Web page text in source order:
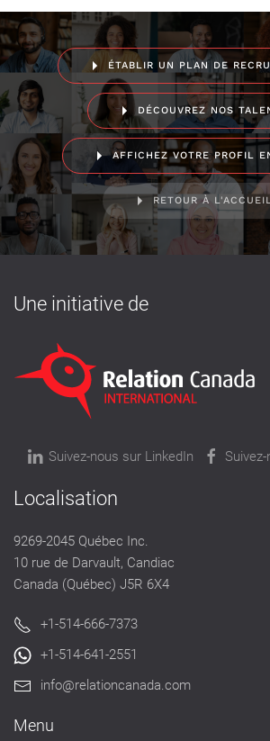
ÉTABLIR UN PLAN DE
DÉCOUVREZ NOS
AFFICHEZ VOTRE PROFIL
RETOUR À
Une initiative de
Suivez-nous sur LinkedIn
Localisation
9269-2045 Québec Inc.
10 rue de Darvault, Candiac
Canada (Québec) J5R 6X4
+1-514-666-7373
+1-514-641-2551
info@relationcanada.com
Menu